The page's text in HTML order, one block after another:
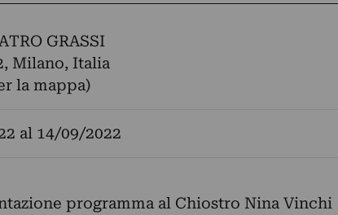
GRASSI
Milano, Italia
la mappa)
al 14/09/2022
programma al Chiostro Nina Vinchi